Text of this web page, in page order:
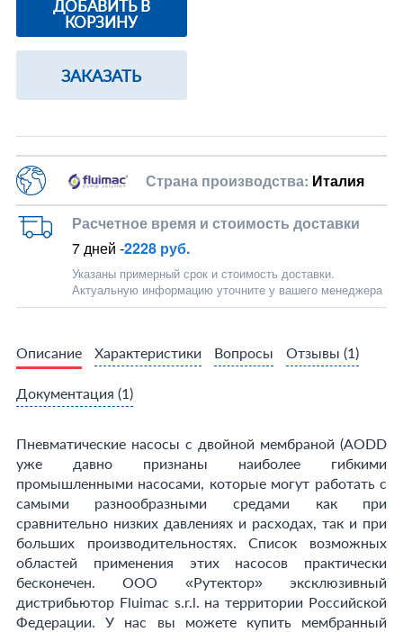
ДОБАВИТЬ В
КОРЗИНУ
ЗАКАЗАТЬ
Страна производства: Италия
Расчетное время и стоимость доставки
7 дней -2228 руб.
Указаны примерный срок и стоимость доставки.
Актуальную информацию уточните у вашего менеджера
Описание Характеристики Вопросы Отзывы (1)
Документация (1)
Пневматические насосы с двойной мембраной (АОDD
уже давно признаны наиболее гибкими
промышленными насосами, которые могут работать с
самыми разнообразными средами как при
сравнительно низких давлениях и расходах, так и при
больших производительностях. Список возможных
областей применения этих насосов практически
бесконечен. ООО «Рутектор» эксклюзивный
дистрибьютор Fluimac s.r.l. на территории Российской
Федерации. У нас вы можете купить мембранный